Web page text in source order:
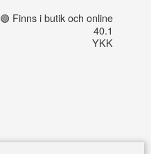
🟢 Finns i butik och online
40.1
YKK